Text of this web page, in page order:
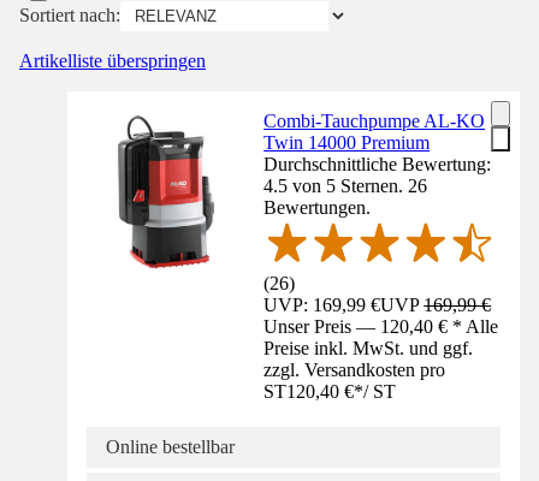
Sortiert nach:
Artikelliste überspringen
Combi-Tauchpumpe AL-KO
Twin 14000 Premium
Durchschnittliche Bewertung:
4.5 von 5 Sternen. 26
Bewertungen.
(26)
UVP: 169,99 €UVP169,99 €
Unser Preis — 120,40 € * Alle
Preise inkl. MwSt. und ggf.
zzgl. Versandkosten pro
ST120,40 €*/ ST
Online bestellbar